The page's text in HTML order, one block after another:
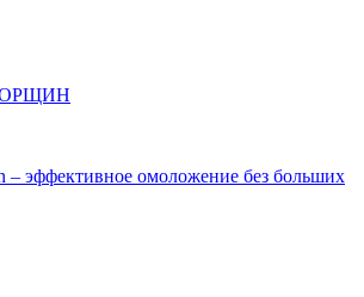
– эффективное омоложение без больших